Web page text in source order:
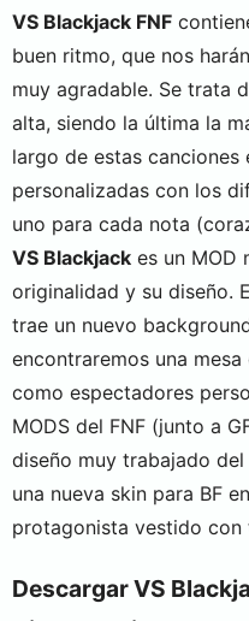
VS Blackjack FNF
buen ritmo, que nos
muy agradable. Se trata
alta, siendo la última la
largo de estas
personalizadas con los
uno para cada nota
VS Blackjack es un MOD
originalidad y su diseño.
trae un nuevo
encontraremos una
como espectadores
MODS del FNF (junto a
diseño muy trabajado
una nueva skin para BF
protagonista vestido con
Descargar VS